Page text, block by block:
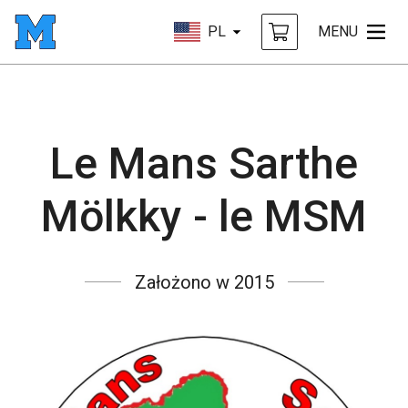
PL MENU
Le Mans Sarthe
Mölkky - le MSM
Założono w 2015